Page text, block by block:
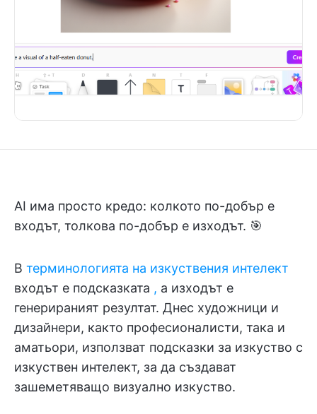
AI има просто кредо: колкото по-добър е
входът, толкова по-добър е изходът. 🎯
В терминологията на изкуствения интелект
входът е подсказката , а изходът е
генерираният резултат. Днес художници и
дизайнери, както професионалисти, така и
аматьори, използват подсказки за изкуство с
изкуствен интелект, за да създават
зашеметяващо визуално изкуство.